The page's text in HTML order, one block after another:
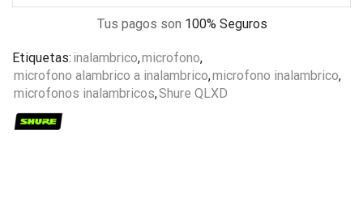
Tus pagos son 100% Seguros
Etiquetas: inalambrico,microfono,
microfono alambrico a inalambrico,microfono inalambrico,
microfonos inalambricos,Shure QLXD